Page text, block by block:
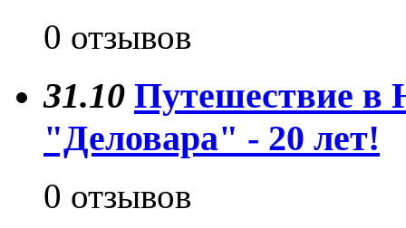
0 отзывов
31.10 Путешествие в
"Деловара" - 20 лет!
0 отзывов